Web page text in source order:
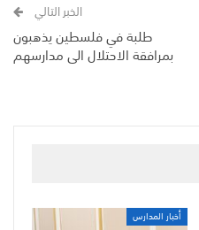
الخبر التالي
طلبة في فلسطين يذهبون
بمرافقة الاحتلال الى مدارسهم
أخبار المدارس